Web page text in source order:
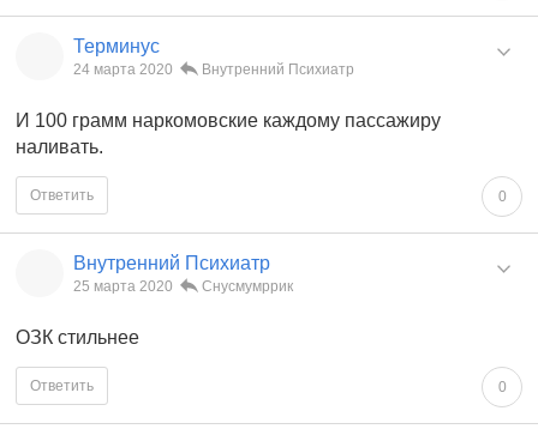
Терминус
24 марта 2020 Внутренний Психиатр
И 100 грамм наркомовские каждому пассажиру
наливать.
0
Ответить
Внутренний Психиатр
25 марта 2020 Снусмумррик
ОЗК стильнее
0
Ответить